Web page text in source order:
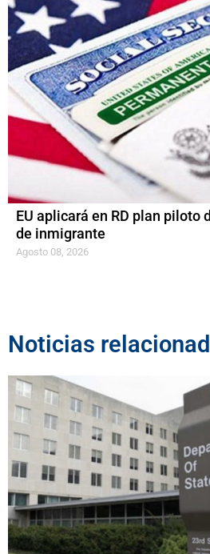
EU aplicará en RD plan piloto
de inmigrante
Agosto 08, 2026
Noticias